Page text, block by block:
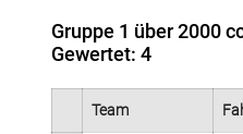
Gruppe 1 über 2000
Gewertet: 4
Team